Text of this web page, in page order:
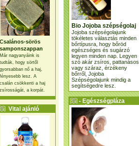
Csalános-sörös
samponszappan
Már nagyanyáink is
tudták, hogy sörtől
gyorsabban nő a haj,
fényesebb lesz. A
csalán csökkenti a haj
zsírosságát, a korpát.
Vital ajánló
Bio Jojoba szépségolaj
Jojoba szépségolajunk
tökéletes választás minden
bőrtípusra, hogy bőröd
egészséges és sugárzó
legyen minden nap. Legyen
szó akár zsíros, pattanásos
vagy száraz, érzékeny
bőrről, Jojoba
Szépségolajunk mindig a
segítségedre lesz.
- Egészségpláza
ajánlatunk -